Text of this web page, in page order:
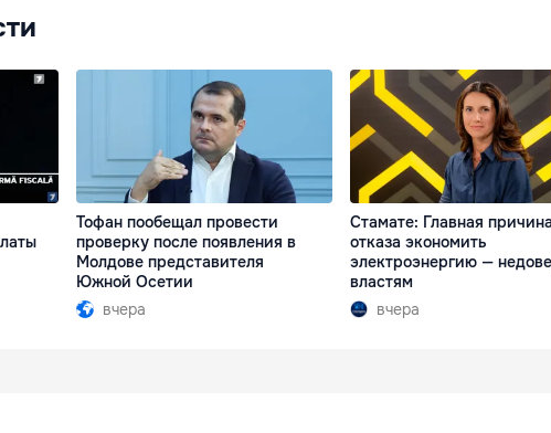
Тофан пообещал провести
проверку после появления в
Молдове представителя
Южной Осетии
вчера
Стамате: Главная причина
отказа экономить
электроэнергию —
властям
вчера